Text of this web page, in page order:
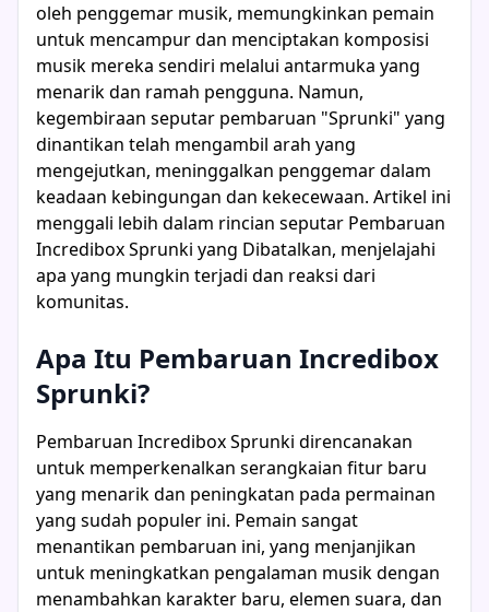
oleh penggemar musik, memungkinkan pemain
untuk mencampur dan menciptakan komposisi
musik mereka sendiri melalui antarmuka yang
menarik dan ramah pengguna. Namun,
kegembiraan seputar pembaruan "Sprunki" yang
dinantikan telah mengambil arah yang
mengejutkan, meninggalkan penggemar dalam
keadaan kebingungan dan kekecewaan. Artikel ini
menggali lebih dalam rincian seputar Pembaruan
Incredibox Sprunki yang Dibatalkan, menjelajahi
apa yang mungkin terjadi dan reaksi dari
komunitas.
Apa Itu Pembaruan Incredibox
Sprunki?
Pembaruan Incredibox Sprunki direncanakan
untuk memperkenalkan serangkaian fitur baru
yang menarik dan peningkatan pada permainan
yang sudah populer ini. Pemain sangat
menantikan pembaruan ini, yang menjanjikan
untuk meningkatkan pengalaman musik dengan
menambahkan karakter baru, elemen suara, dan